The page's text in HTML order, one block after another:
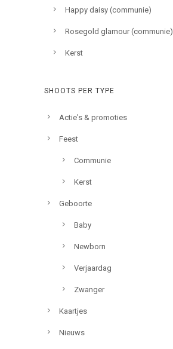
Happy daisy (communie)
Rosegold glamour (communie)
Kerst
SHOOTS PER TYPE
Actie's & promoties
Feest
Communie
Kerst
Geboorte
Baby
Newborn
Verjaardag
Zwanger
Kaartjes
Nieuws